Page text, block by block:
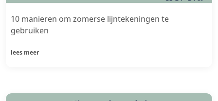
10 manieren om zomerse lijntekeningen te
gebruiken
lees meer